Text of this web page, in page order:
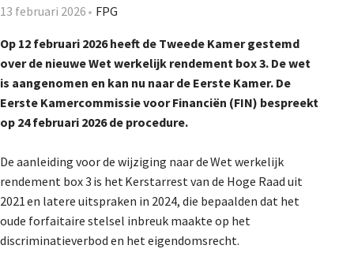
13 februari 2026 FPG
Op 12 februari 2026 heeft de Tweede Kamer gestemd
over de nieuweWet werkelijk rendement box 3. De wet
is aangenomen en kan nu naar de Eerste Kamer. De
Eerste Kamercommissie voor Financiën (FIN) bespreekt
op 24 februari 2026 de procedure.
De aanleiding voor de wijziging naar de Wet werkelijk
rendement box 3 is het Kerstarrest van de Hoge Raad uit
2021 en latere uitspraken in 2024, die bepaalden dat het
oude forfaitaire stelsel inbreuk maakte op het
discriminatieverbod en het eigendomsrecht.
Lidmaatschap
Provincies
Dossiers
De Landeigenaar